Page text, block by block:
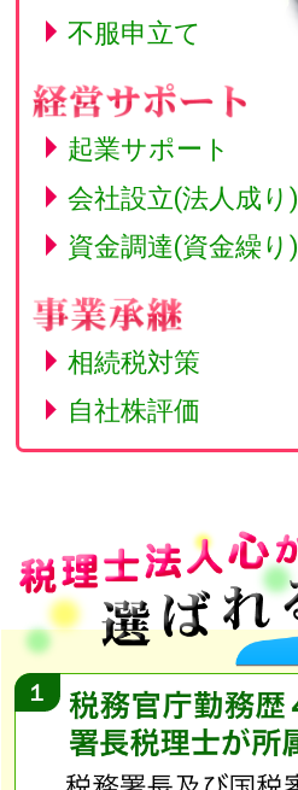
不服申立て
起業サポート
会社設立(法人成り)
資金調達(資金繰り)
相続税対策
自社株評価
１